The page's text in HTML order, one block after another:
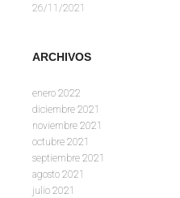
26/11/2021
ARCHIVOS
enero 2022
diciembre 2021
noviembre 2021
octubre 2021
septiembre 2021
agosto 2021
julio 2021